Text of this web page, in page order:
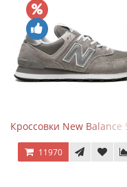
Кроссовки New Balance
11970